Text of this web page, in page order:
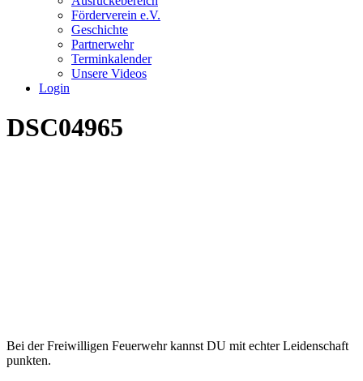
Förderverein e.V.
Geschichte
Partnerwehr
Terminkalender
Unsere Videos
Login
DSC04965
Bei der Freiwilligen Feuerwehr kannst DU mit echter Leidenschaft
punkten.